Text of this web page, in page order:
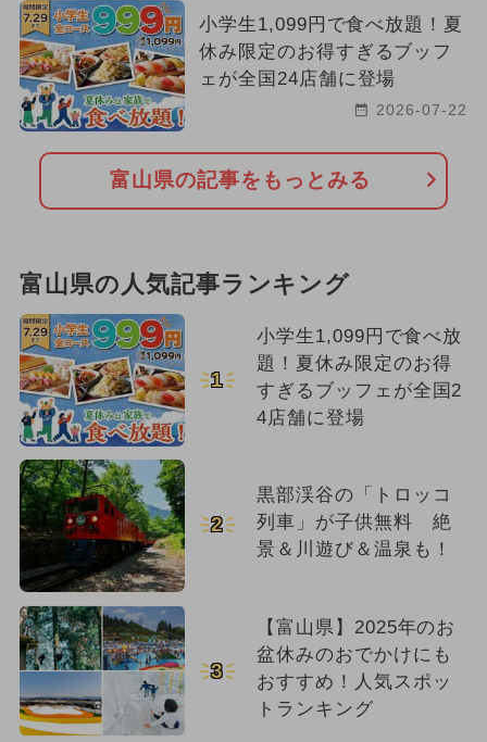
小学生1,099円で食べ放題！夏
休み限定のお得すぎるブッフ
ェが全国24店舗に登場
2026-07-22
富山県の記事をもっとみる
富山県の人気記事ランキング
1
小学生1,099円で食べ放
題！夏休み限定のお得
すぎるブッフェが全国2
4店舗に登場
2
黒部渓谷の「トロッコ
列車」が子供無料 絶
景＆川遊び＆温泉も！
3
【富山県】2025年のお
盆休みのおでかけにも
おすすめ！人気スポッ
トランキング